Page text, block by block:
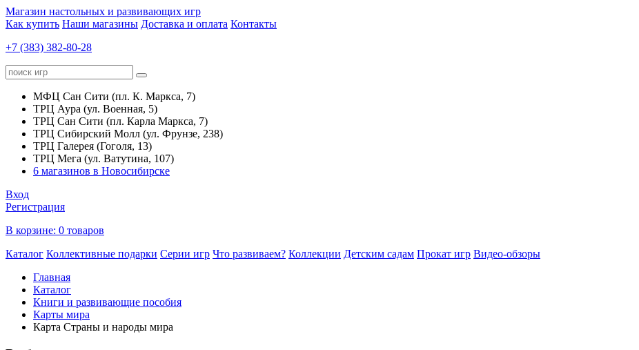
Магазин настольных и развивающих игр
Как купить Наши магазины Доставка и оплата Контакты
+7 (383) 382-80-28
МФЦ Сан Сити (пл. К. Маркса, 7)
ТРЦ Аура (ул. Военная, 5)
ТРЦ Сан Сити (пл. Карла Маркса, 7)
ТРЦ Сибирский Молл (ул. Фрунзе, 238)
ТРЦ Галерея (Гоголя, 13)
ТРЦ Мега (ул. Ватутина, 107)
6 магазинов в Новосибирске
Вход
Регистрация
В корзине: 0 товаров
Каталог Коллективные подарки Серии игр Что развиваем? Коллекции Детским садам Прокат игр Видео-обзоры
Главная
Каталог
Книги и развивающие пособия
Карты мира
Карта Страны и народы мира